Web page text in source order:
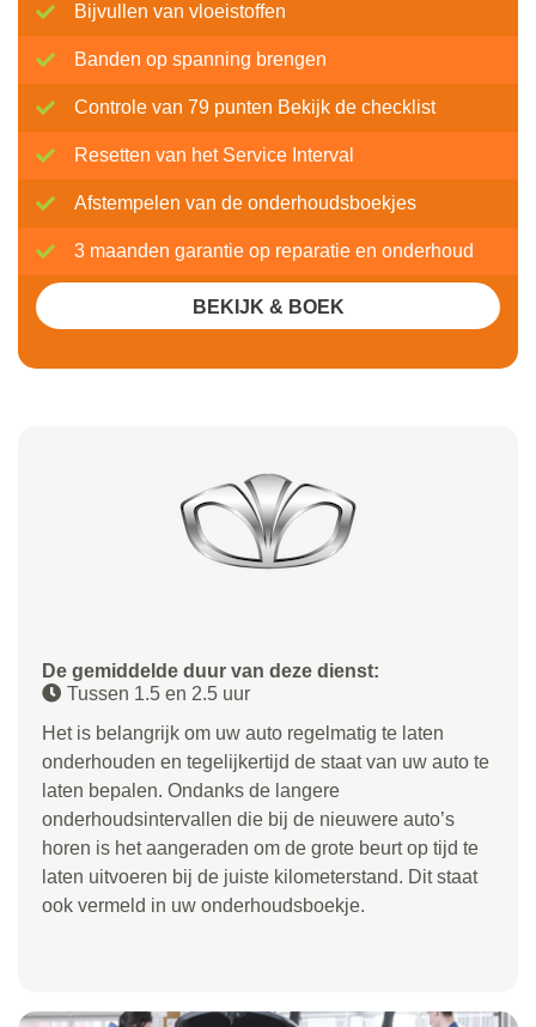
De gemiddelde duur van deze dienst:
Tussen 1.5 en 2.5 uur
Het is belangrijk om uw auto regelmatig te laten
onderhouden en tegelijkertijd de staat van uw auto te
laten bepalen. Ondanks de langere
onderhoudsintervallen die bij de nieuwere auto’s
horen is het aangeraden om de grote beurt op tijd te
laten uitvoeren bij de juiste kilometerstand. Dit staat
ook vermeld in uw onderhoudsboekje.
Bijvullen van vloeistoffen
Banden op spanning brengen
Controle van 79 punten Bekijk de checklist
Resetten van het Service Interval
Afstempelen van de onderhoudsboekjes
3 maanden garantie op reparatie en onderhoud
BEKIJK & BOEK